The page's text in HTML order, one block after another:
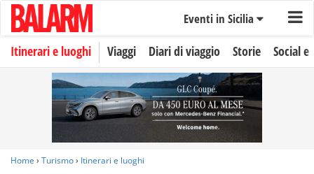
Eventi in Sicilia
Itinerari e luoghi Viaggi Diari di viaggio Storie Social
Home › Turismo› Itinerari e luoghi